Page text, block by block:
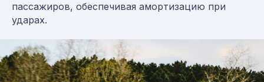
пассажиров, обеспечивая амортизацию при
ударах.